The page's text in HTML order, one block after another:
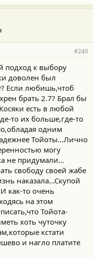
#240
подход к выбору
доволен был
Если любишь,чтоб
брать 2.7? Брал бы
есть в любой
то их больше,где-то
одним
Тойоты...Лично
могу
не придумали...
свободу своей жабе
наказала...Скупой
как-то очень
на этом
Тойота-
хоть чуточку
кстати
и нагло платите